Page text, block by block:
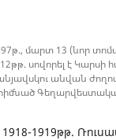
մարտ 13 (նոր
սովորել է
անվան
հիմնած
1919թթ.